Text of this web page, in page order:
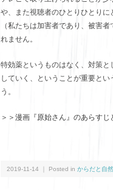
や、また視聴者のひとりひとりに
（私たちは加害者であり、被害
れません。
特効薬というものはなく、対策と
していく、ということが重要と
う。
＞＞漫画『原始さん』のあらす
2019-11-14 ｜ Posted in からだと自然